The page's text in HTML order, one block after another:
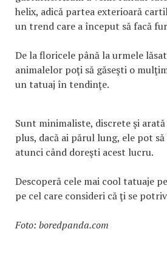
helix, adică partea exterioară
un trend care a început să facă
De la floricele până la urmele
animalelor poţi să găseşti o
un tatuaj în tendinţe.
Sunt minimaliste, discrete şi
plus, dacă ai părul lung, ele pot
atunci când doreşti acest lucru.
Descoperă cele mai cool tatuaje
pe cel care consideri că ţi se
Foto: boredpanda.com